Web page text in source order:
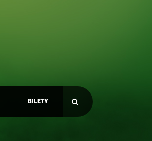
BILETY